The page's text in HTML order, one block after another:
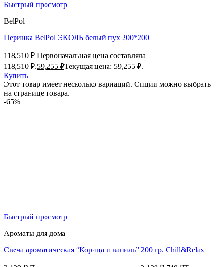
Быстрый просмотр
BelPol
Перинка BelPol ЭКОЛЬ белый пух 200*200
118,510₽ Первоначальная цена составляла
118,510 ₽.59,255 ₽Текущая цена: 59,255 ₽.
Купить
Этот товар имеет несколько вариаций. Опции можно выбрать
на странице товара.
-65%
Быстрый просмотр
Ароматы для дома
Свеча ароматическая “Корица и ваниль” 200 гр. Chill&Relax